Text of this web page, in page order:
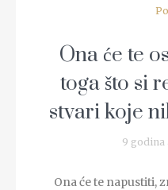
Ona će te
toga što si
stvari koje
9 godina
Ona će te napustiti,